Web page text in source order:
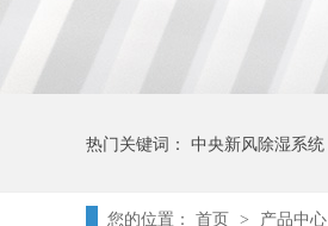
热门关键词： 中央新风除湿系统
您的位置： 首页 > 产品中心